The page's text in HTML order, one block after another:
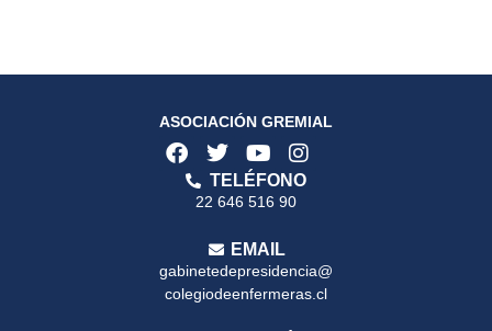
ASOCIACIÓN GREMIAL
TELÉFONO
22 646 516 90
EMAIL
gabinetedepresidencia@
colegiodeenfermeras.cl